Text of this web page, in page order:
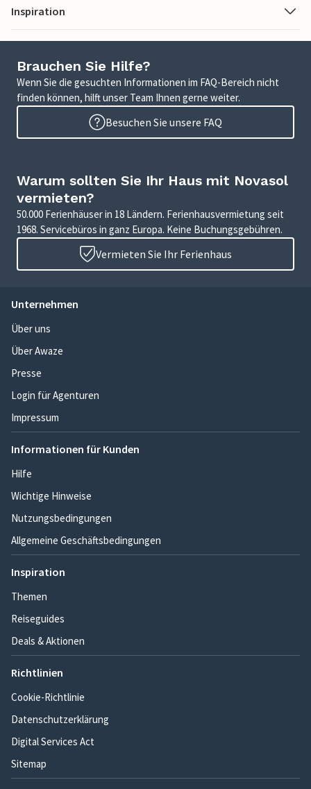
Inspiration
Brauchen Sie Hilfe?
Wenn Sie die gesuchten Informationen im FAQ-Bereich nicht
finden können, hilft unser Team Ihnen gerne weiter.
Besuchen Sie unsere FAQ
Warum sollten Sie Ihr Haus mit Novasol
vermieten?
50.000 Ferienhäuser in 18 Ländern. Ferienhausvermietung seit
1968. Servicebüros in ganz Europa. Keine Buchungsgebühren.
Vermieten Sie Ihr Ferienhaus
Unternehmen
Über uns
Über Awaze
Presse
Login für Agenturen
Impressum
Informationen für Kunden
Hilfe
Wichtige Hinweise
Nutzungsbedingungen
Allgemeine Geschäftsbedingungen
Inspiration
Themen
Reiseguides
Deals & Aktionen
Richtlinien
Cookie-Richtlinie
Datenschutzerklärung
Digital Services Act
Sitemap